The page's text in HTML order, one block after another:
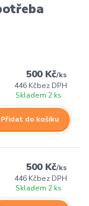
500 Kč/ks
446 Kčbez DPH
Skladem 2 ks
Přidat do košíku
500 Kč/ks
446 Kčbez DPH
Skladem 2 ks